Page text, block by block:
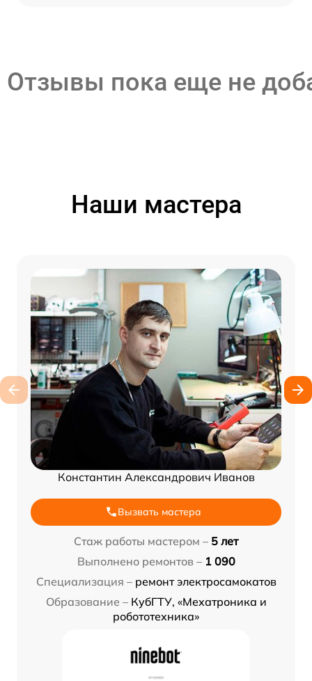
Отзывы пока еще не
Наши мастера
Константин Александрович Иванов
Вызвать мастера
Стаж работы мастером – 5 лет
Выполнено ремонтов – 1 090
Специализация – ремонт электросамокатов
Образование – КубГТУ, «Мехатроника и
робототехника»